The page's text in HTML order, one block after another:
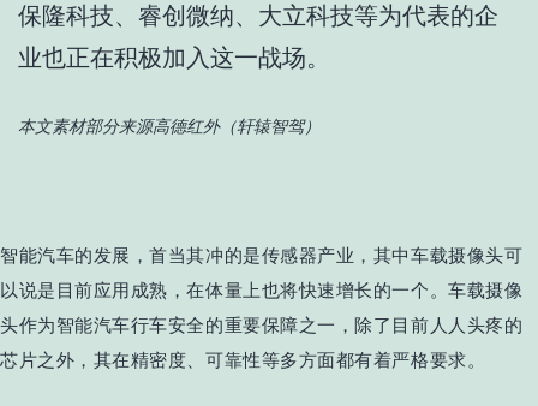
保隆科技、睿创微纳、大立科技等为代表的企
业也正在积极加入这一战场。
本文素材部分来源高德红外（轩辕智驾）
智能汽车的发展，首当其冲的是传感器产业，其中车载摄像头可
以说是目前应用成熟，在体量上也将快速增长的一个。车载摄像
头作为智能汽车行车安全的重要保障之一，除了目前人人头疼的
芯片之外，其在精密度、可靠性等多方面都有着严格要求。